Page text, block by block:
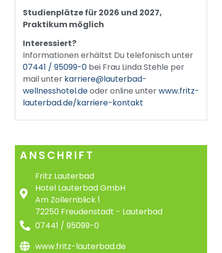
Studienplätzefür 2026 und 2027,
Praktikum möglich
Interessiert?
Informationen erhältst Du telefonisch unter
07441 / 95099-0 bei Frau Linda Stehle per
mail unter karriere@lauterbad-
wellnesshotel.deoder online unterwww.fritz-
lauterbad.de/karriere-kontakt
ANSCHRIFT
Fritz Lauterbad
Hotel Lauterbad GmbH
Am Zollernblick 1
72250 Freudenstadt - Lauterbad
07441 / 95099-0
www.fritz-lauterbad.de